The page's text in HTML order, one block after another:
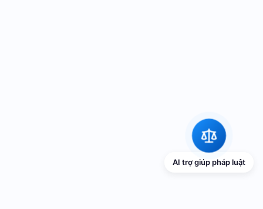
AI trợ giúp pháp luật